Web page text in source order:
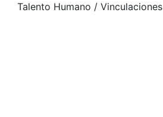
Talento Humano / Vinculaciones